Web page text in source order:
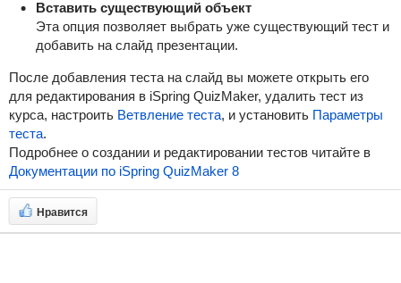
Вставить существующий объект
Эта опция позволяет выбрать уже существующий тест и
добавить на слайд презентации.
После добавления теста на слайд вы можете открыть его
для редактирования в iSpring QuizMaker, удалить тест из
курса, настроить Ветвление теста, и установить Параметры
теста.
Подробнее о создании и редактировании тестов читайте в
Документации по iSpring QuizMaker 8
Нравится